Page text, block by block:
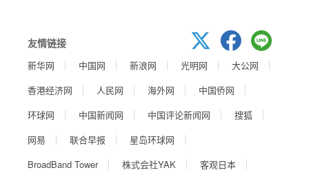
友情链接
新华网 中国网 新浪网 光明网
大公网
香港经济网
人民网 海外网
中国侨网
环球网
中国新闻网 中国评论新闻网
搜狐
网易
联合早报
星岛环球网
BroadBand Tower
株式会社YAK
客观日本